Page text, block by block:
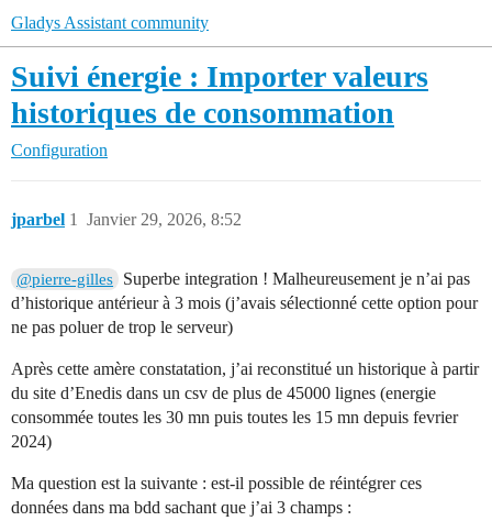
Gladys Assistant community
Suivi énergie : Importer valeurs
historiques de consommation
Configuration
jparbel Janvier 29, 2026, 8:52
1
@pierre-gilles
Superbe integration ! Malheureusement je n’ai pas
d’historique antérieur à 3 mois (j’avais sélectionné cette option pour
ne pas poluer de trop le serveur)
Après cette amère constatation, j’ai reconstitué un historique à partir
du site d’Enedis dans un csv de plus de 45000 lignes (energie
consommée toutes les 30 mn puis toutes les 15 mn depuis fevrier
2024)
Ma question est la suivante : est-il possible de réintégrer ces
données dans ma bdd sachant que j’ai 3 champs :